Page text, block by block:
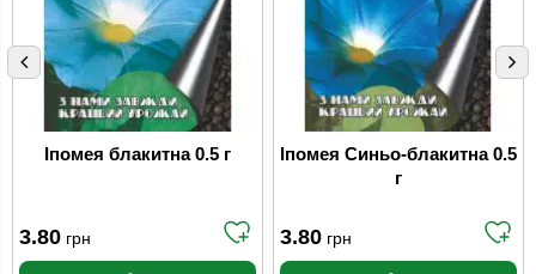
Іпомея блакитна 0.5 г
3.80 грн
Іпомея Синьо-блакитна 0.5
г
3.80 грн